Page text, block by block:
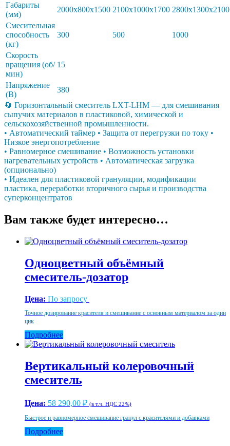
Габариты
(мм)
2000x800x1500 2100x1000x1700 2800x1300x2100
Смесительная
способность
(кг)
300 500 1000
Скорость
вращения (об/
мин)
15
Напряжение
(В)
380
🔄 Горизонтальный смеситель LXT-LHM — для смешивания
сыпучих материалов в пластиковой, химической и
сельскохозяйственной промышленности.
• Автоматический таймер • Защита от перегрузки по току •
Низкое энергопотребление
• Равномерное смешивание • Возможность установки
нагревательных устройств • Автоматическая загрузка
(опционально)
• Идеален для пластиковой грануляции, модификации
пластика, переработки вторичного сырья и производства
суперконцентратов
Вам также будет интересно…
Одноцветный объёмный
смеситель-дозатор
Цена: По запросу
Точное дозирование красителя и смешивание с основным материалом за один
цик
Подробнее
Вертикальный колеровочный
смеситель
Цена: 58 290,00 ₽ (в т.ч. НДС 22%)
Быстрое и равномерное смешивание гранул с красителями и добавками
Подробнее